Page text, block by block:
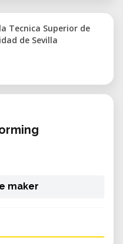
Tecnica Superior de
de Sevilla
maker